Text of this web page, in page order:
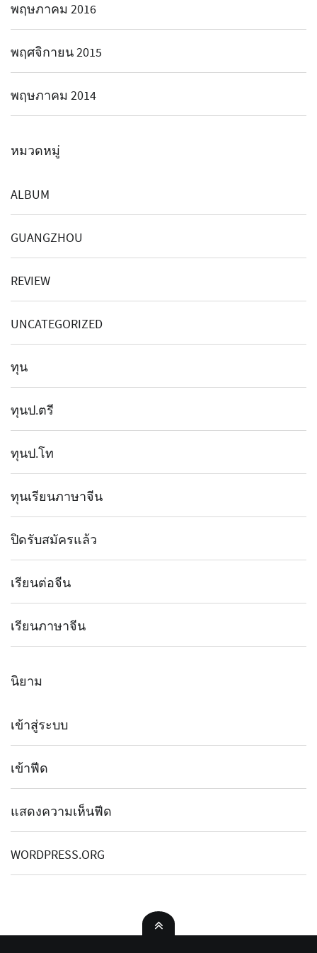
พฤษภาคม 2016
พฤศจิกายน 2015
พฤษภาคม 2014
หมวดหมู่
ALBUM
GUANGZHOU
REVIEW
UNCATEGORIZED
ทุน
ทุนป.ตรี
ทุนป.โท
ทุนเรียนภาษาจีน
ปิดรับสมัครแล้ว
เรียนต่อจีน
เรียนภาษาจีน
นิยาม
เข้าสู่ระบบ
เข้าฟีด
แสดงความเห็นฟีด
WORDPRESS.ORG